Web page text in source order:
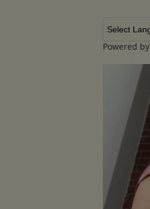
Powered by